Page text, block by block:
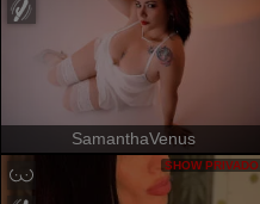
SamanthaVenus
SHOW PRIVADO